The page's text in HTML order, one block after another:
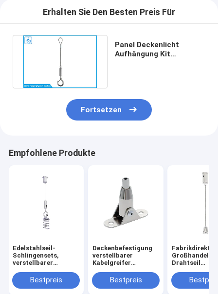
Erhalten Sie Den Besten Preis Für
Panel Deckenlicht
Aufhängung Kit
Fortsetzen
Empfohlene Produkte
Edelstahlseil-
Schlingensets,
verstellbarer
Deckenkupplung,
Kabelaufhängungsset,
Bestpreis
Deckenbefestigung
verstellbarer
Kabelgreifer
Verriegelungs-Haken
Beleuchtungs-
Bestpreis
Fabrikdirekt
Großhandel
Drahtseil
Hardware